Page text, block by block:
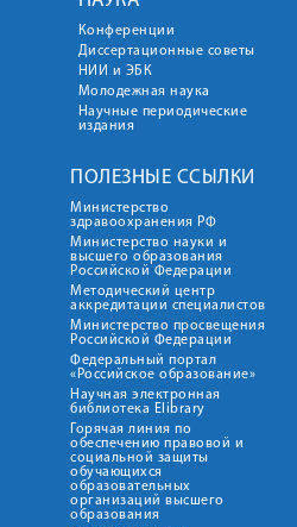
Конференции
Диссертационные советы
НИИ и ЭБК
Молодежная наука
Научные периодические
издания
ПОЛЕЗНЫЕ ССЫЛКИ
Министерство
здравоохранения РФ
Министерство науки и
высшего образования
Российской Федерации
Методический центр
аккредитации специалистов
Министерство просвещения
Российской Федерации
Федеральный портал
«Российское образование»
Научная электронная
библиотека Elibrary
Горячая линия по
обеспечению правовой и
социальной защиты
обучающихся
образовательных
организаций высшего
образования